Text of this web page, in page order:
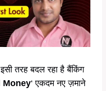
तरह बदल रहा है बैंकिंग
Money‘ एकदम नए ज़माने